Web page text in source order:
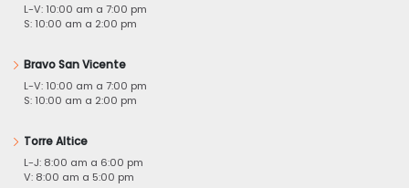
L-V: 10:00 am a 7:00 pm
S: 10:00 am a 2:00 pm
Bravo San Vicente
L-V: 10:00 am a 7:00 pm
S: 10:00 am a 2:00 pm
Torre Altice
L-J: 8:00 am a 6:00 pm
V: 8:00 am a 5:00 pm